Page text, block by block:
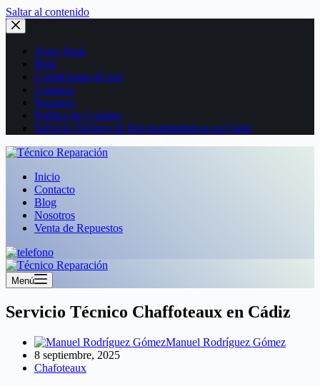
Saltar al contenido
Aviso legal
Blog
Condiciones de uso
Contacto
Nosotros
Política de Cookies
Servicio Técnico de Electrodomésticos en Cádiz
Inicio
Contacto
Blog
Nosotros
Venta de Repuestos
Menú
Servicio Técnico Chaffoteaux en Cádiz
Manuel Rodríguez Gómez
8 septiembre, 2025
Chafoteaux